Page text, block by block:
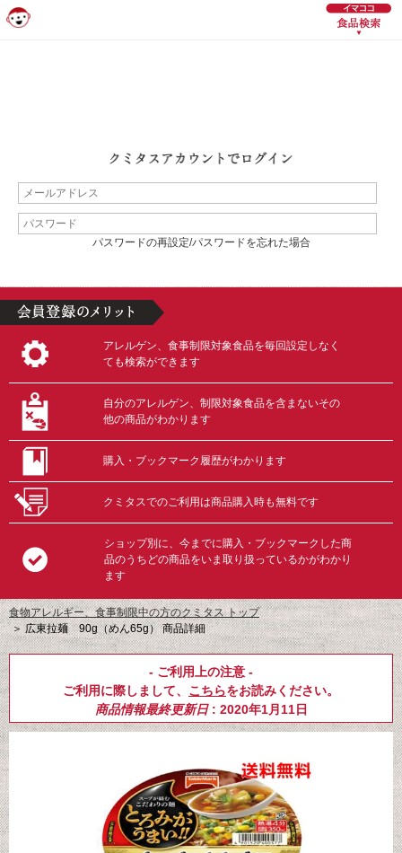
パスワードの再設定/パスワードを忘れた場合
アレルゲン、食事制限対象食品を毎回設定しなく
ても検索ができます
自分のアレルゲン、制限対象食品を含まないその
他の商品がわかります
購入・ブックマーク履歴がわかります
クミタスでのご利用は商品購入時も無料です
ショップ別に、今までに購入・ブックマークした商
品のうちどの商品をいま取り扱っているかがわかり
ます
食物アレルギー、食事制限中の方のクミタス トップ
＞広東拉麺 90g（めん65g） 商品詳細
- ご利用上の注意 -
ご利用に際しまして、 こちらをお読みください。
商品情報最終更新日: 2020年1月11日